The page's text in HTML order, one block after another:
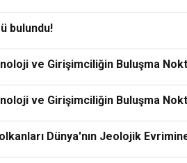
bulundu!
ve Girişimciliğin Buluşma
ve Girişimciliğin Buluşma
Dünya'nın Jeolojik